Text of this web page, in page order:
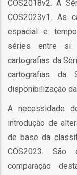
COS2018v2. A
COS2023v1. As
espacial e
séries entre si
cartografias da
cartografias da
disponibilização
A necessidade
introdução de
de base da
COS2023.
comparação